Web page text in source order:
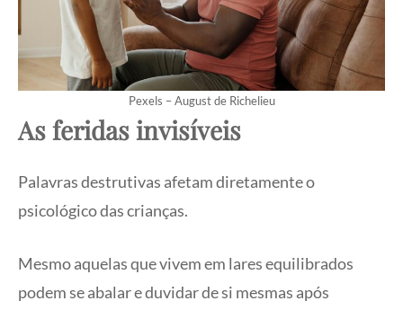
Pexels – August de Richelieu
As feridas invisíveis
Palavras destrutivas afetam diretamente o
psicológico das crianças.
Mesmo aquelas que vivem em lares equilibrados
podem se abalar e duvidar de si mesmas após